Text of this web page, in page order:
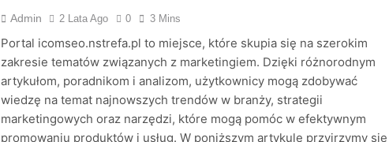
Admin 2 Lata Ago 0 3 Mins
Portal icomseo.nstrefa.pl to miejsce, które skupia się na szerokim
zakresie tematów związanych z marketingiem. Dzięki różnorodnym
artykułom, poradnikom i analizom, użytkownicy mogą zdobywać
wiedzę na temat najnowszych trendów w branży, strategii
marketingowych oraz narzędzi, które mogą pomóc w efektywnym
promowaniu produktów i usług. W poniższym artykule przyjrzymy się